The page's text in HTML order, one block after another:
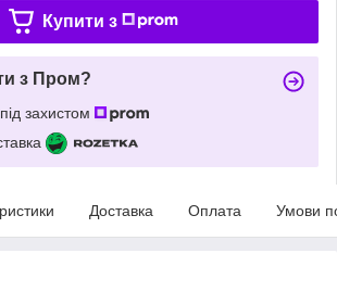
Купити з
з Пром?
захистом
Доставка Оплата Умови